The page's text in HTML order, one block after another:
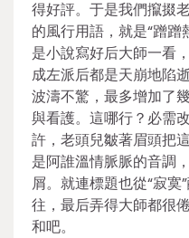
得好評。于是我們攛掇
的風行用語，就是“蹭
是小說寫好后大師一看
成左派后都是天崩地陷
波濤不驚，最多增加了
與看護。這哪行？必需
許，老頭兒皺著眉頭把
是阿誰溫情脈脈的音調
屑。就連標題也從“寂寞
往，最后弄得大師都很
和吧。